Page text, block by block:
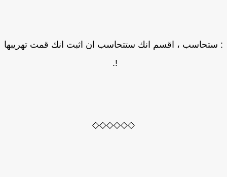
، اقسم انك ستتحاسب ان اثبت انك قمت تهريبها
◇◇◇◇◇◇